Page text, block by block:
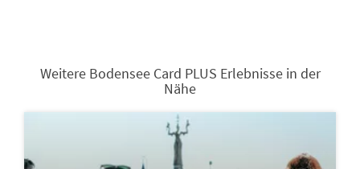
Weitere Bodensee Card PLUS Erlebnisse in der
Nähe